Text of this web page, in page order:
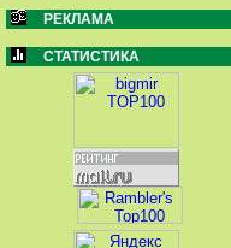
РЕКЛАМА
СТАТИСТИКА